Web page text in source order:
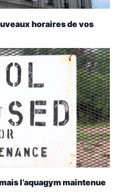
horaires de vos
l’aquagym maintenue